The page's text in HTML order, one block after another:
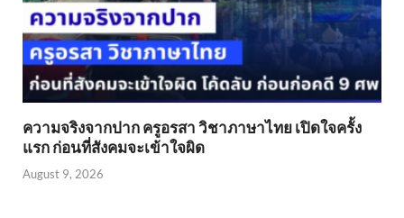
ความจริงจากปาก ครูอรสา วิชาภาษาไทย เปิดใจครั้ง
แรก ก่อนที่สังคมจะเข้าใจผิด
August 9, 2026